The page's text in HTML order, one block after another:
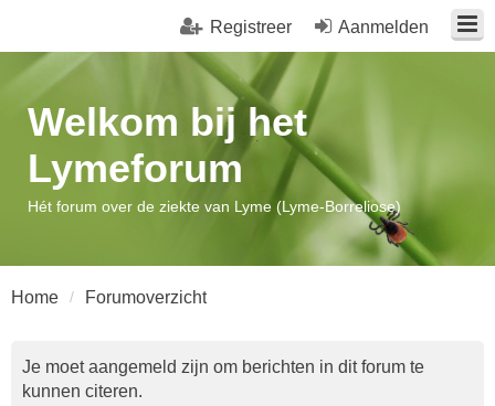
Aanmelden
Registreer
Welkom bij het
Lymeforum
Hét forum over de ziekte van Lyme (Lyme-Borreliose)
Home Forumoverzicht
Je moet aangemeld zijn om berichten in dit forum te
kunnen citeren.